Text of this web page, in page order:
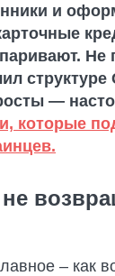
и
Не
структуре
—
которые
не
– как